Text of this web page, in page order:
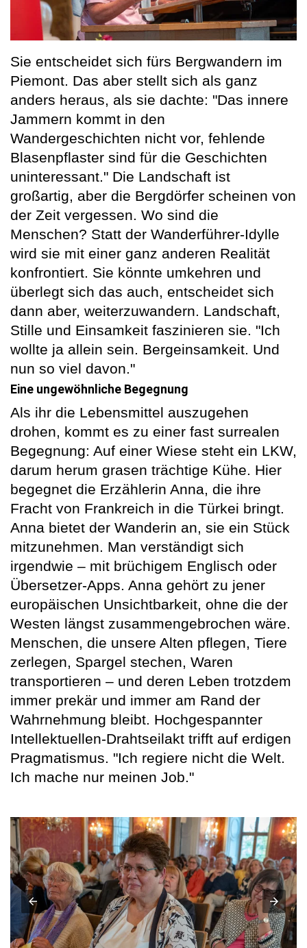
Sie entscheidet sich fürs Bergwandern im
Piemont. Das aber stellt sich als ganz
anders heraus, als sie dachte: "Das innere
Jammern kommt in den
Wandergeschichten nicht vor, fehlende
Blasenpflaster sind für die Geschichten
uninteressant." Die Landschaft ist
großartig, aber die Bergdörfer scheinen von
der Zeit vergessen. Wo sind die
Menschen? Statt der Wanderführer-Idylle
wird sie mit einer ganz anderen Realität
konfrontiert. Sie könnte umkehren und
überlegt sich das auch, entscheidet sich
dann aber, weiterzuwandern. Landschaft,
Stille und Einsamkeit faszinieren sie. "Ich
wollte ja allein sein. Bergeinsamkeit. Und
nun so viel davon."
Eine ungewöhnliche Begegnung
Als ihr die Lebensmittel auszugehen
drohen, kommt es zu einer fast surrealen
Begegnung: Auf einer Wiese steht ein LKW,
darum herum grasen trächtige Kühe. Hier
begegnet die Erzählerin Anna, die ihre
Fracht von Frankreich in die Türkei bringt.
Anna bietet der Wanderin an, sie ein Stück
mitzunehmen. Man verständigt sich
irgendwie – mit brüchigem Englisch oder
Übersetzer-Apps. Anna gehört zu jener
europäischen Unsichtbarkeit, ohne die der
Westen längst zusammengebrochen wäre.
Menschen, die unsere Alten pflegen, Tiere
zerlegen, Spargel stechen, Waren
transportieren – und deren Leben trotzdem
immer prekär und immer am Rand der
Wahrnehmung bleibt. Hochgespannter
Intellektuellen-Drahtseilakt trifft auf erdigen
Pragmatismus. "Ich regiere nicht die Welt.
Ich mache nur meinen Job."